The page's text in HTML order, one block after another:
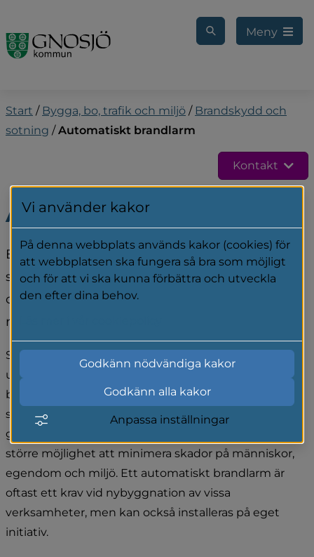
Meny
Start / Bygga, bo, trafik och miljö / Brandskydd och
sotning / Automatiskt brandlarm
Kontakt
Automatiskt brandlarm
Ett automatiskt brandlarm är ett brandlarm
som vid larm skickar signalen direkt från
objektet till SOS Alarm som larmar ut
räddningstjänsten.
Syftet med denna typ av larm är att få en tidig
upptäckt av en brand. Skadeutvecklingen kan då
brytas i ett tidigt skede då en insats kan påbörjas
snabbt även om personal inte finns på plats. Detta
gör att räddningstjänsten och verksamheten får
större möjlighet att minimera skador på människor,
egendom och miljö. Ett automatiskt brandlarm är
oftast ett krav vid nybyggnation av vissa
verksamheter, men kan också installeras på eget
initiativ.
Vi använder kakor
På denna webbplats används kakor (cookies) för
att webbplatsen ska fungera så bra som möjligt
och för att vi ska kunna förbättra och utveckla
den efter dina behov.
Godkänn nödvändiga kakor
Godkänn alla kakor
Anpassa inställningar